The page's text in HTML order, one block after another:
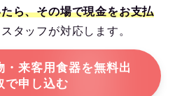
ら、その場で現金をお支払
タッフが対応します。
・来客用食器を無料出
で申し込む